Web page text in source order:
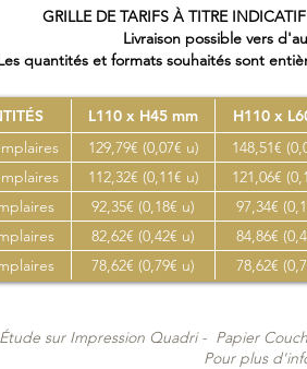
GRILLE DE TARIFS À TITRE INDICATIF
Livraison possible vers
quantités et formats souhaités sont
L110 x H45 mm H110 x
129,79€ (0,07€ u) 148,51€
112,32€ (0,11€ u) 121,06€
92,35€ (0,18€ u) 97,34€
82,62€ (0,42€ u) 84,86€
78,62€ (0,79€ u) 78,62€
Étude sur Impression Quadri - Papier
Pour plus